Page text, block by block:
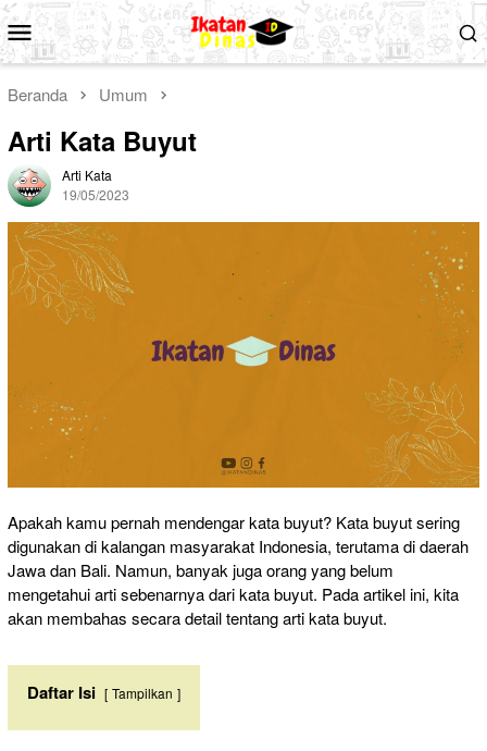
Loncat
ke
konten
Menu
Mobile
Beranda Umum
Arti Kata Buyut
Arti Kata
19/05/2023
Apakah kamu pernah mendengar kata buyut? Kata buyut sering
digunakan di kalangan masyarakat Indonesia, terutama di daerah
Jawa dan Bali. Namun, banyak juga orang yang belum
mengetahui arti sebenarnya dari kata buyut. Pada artikel ini, kita
akan membahas secara detail tentang arti kata buyut.
Daftar Isi Tampilkan